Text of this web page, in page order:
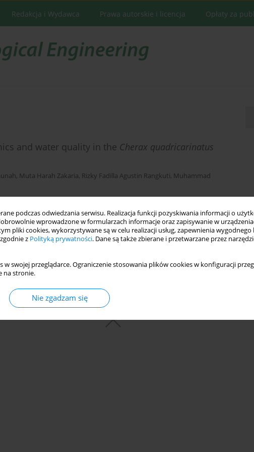
podczas odwiedzania serwisu. Realizacja funkcji pozyskiwania informacji o
wprowadzone w formularzach informacje oraz zapisywanie w
pliki cookies, wykorzystywane są w celu realizacji usług, zapewnienia
z Polityką prywatności. Dane są także zbierane i przetwarzane przez
w swojej przeglądarce. Ograniczenie stosowania plików cookies w konfiguracji
na stronie.
Nie zgadzam się
Redakcja i Wydawca Prawa autorskie i licencja Opłaty za
and water quality in the Cherax quadricarinatus
, Muta Harah Zakaria, Rizky Fadilla Agustin Rangkuti, Muhammad
Statystyki
© 2006-2026 Journal hosting platform by